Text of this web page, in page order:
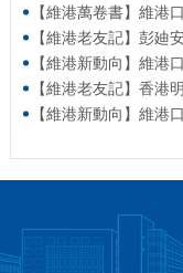
【維港萬卷書】維港口腔醫生團隊受邀參與美國登士柏西諾德專題研討 聚
【維港老友記】彭廸安人氣降臨維港口腔任明星一日店長 勁歌
【維港新動向】維港口腔正式獲聘為「羅湖區社會醫療機
【維港老友記】香港明星湯俊明驚喜現身維港口腔
【維港新動向】維港口腔受邀參與第五屆香港潮州